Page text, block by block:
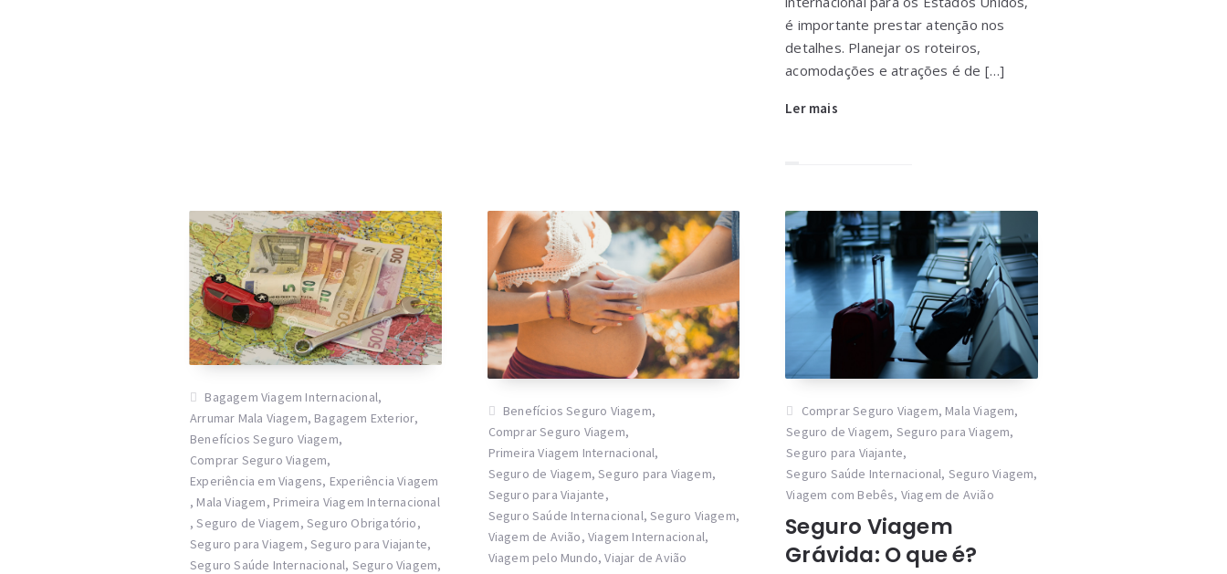
é importante prestar atenção nos
detalhes. Planejar os roteiros,
acomodações e atrações é de […]
Ler mais
Bagagem Viagem Internacional,
Arrumar Mala Viagem, Bagagem Exterior,
Benefícios Seguro Viagem,
Comprar Seguro Viagem,
Experiência em Viagens, Experiência Viagem
, Mala Viagem, Primeira Viagem Internacional
,Seguro de Viagem,Seguro Obrigatório,
Seguro para Viagem,Seguro para Viajante,
Seguro Saúde Internacional, Seguro Viagem,
Benefícios Seguro Viagem,
Comprar Seguro Viagem,
Primeira Viagem Internacional,
Seguro de Viagem,Seguro para Viagem,
Seguro para Viajante,
Seguro Saúde Internacional,Seguro Viagem,
Viagem de Avião,Viagem Internacional,
Viagem pelo Mundo,Viajar de Avião
Comprar Seguro Viagem, Mala Viagem,
Seguro de Viagem, Seguro para Viagem,
Seguro para Viajante,
Seguro Saúde Internacional, Seguro Viagem,
Viagem com Bebês, Viagem de Avião
Seguro Viagem
Grávida: O que é?